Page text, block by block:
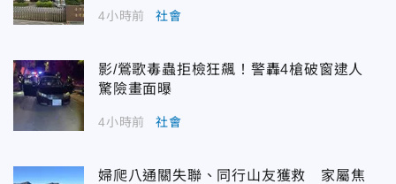
4小時前 社會
影/鶯歌毒蟲拒檢狂飆！警轟4槍破窗逮人
驚險畫面曝
4小時前 社會
婦爬八通關失聯、同行山友獲救 家屬焦